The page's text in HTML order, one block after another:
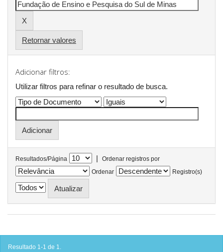
Retornar valores
Adicionar filtros:
Utilizar filtros para refinar o resultado de busca.
Resultados/Página |
Ordenar registros por
Ordenar
Registro(s)
Resultado 1-1 de 1.